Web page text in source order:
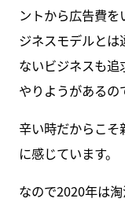
ントから広告費
ジネスモデルとは
ないビジネスも追
やりようがあるの
辛い時だからこ
に感じています。
なので2020年は